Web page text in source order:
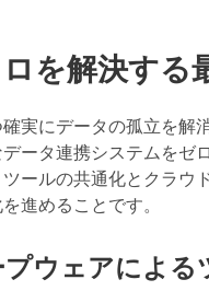
を解決する
実にデータの孤立を解
ータ連携システムをゼ
ツールの共通化とクラウ
進めること です。
ウェアによる